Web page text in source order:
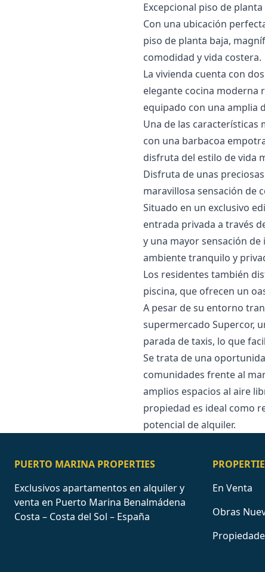
Excepcional piso de
Con una ubicación
piso de planta baja,
comodidad y vida costera.
La vivienda cuenta con
elegante cocina moderna
equipado con una amplia
Una de las características
con una barbacoa
disfruta del estilo de vida
Disfruta de unas
maravillosa sensación de
Situado en un exclusivo
entrada privada a través
y una mayor sensación
ambiente tranquilo y
Los residentes también
piscina, que ofrecen un
A pesar de su entorno
supermercado Supercor,
parada de taxis, lo que
Se trata de una
comunidades frente al
amplios espacios al aire
‌propiedad es ideal ‌como
‌potencial ‌de ‌alquiler.
PUERTO MARINA PROPERTIES
Exclusivos apartamentos en alquiler y
venta en Puerto Marina Benalmádena
Costa – Costa del Sol – España
En Venta
Obras